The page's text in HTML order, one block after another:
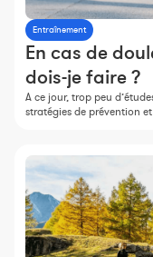
Constructeur de
Sportif Premium
L'équipe Nolio
FAQ
Entraînement
En cas de
dois-je faire ?
A ce jour, trop peu
stratégies de prévention